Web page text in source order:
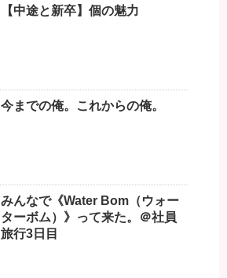
【中途と新卒】個の魅力
今までの俺。これからの俺。
みんなで《Water Bom（ウォー
ターボム）》って来た。＠社員
旅行3日目